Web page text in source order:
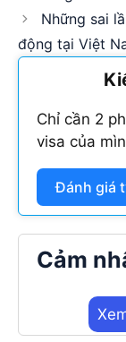
Những sai
động tại Việt
Chỉ cần 2
visa của
Đánh giá
Cảm